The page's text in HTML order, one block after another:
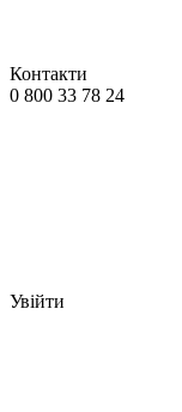
Контакти
0 800 33 78 24
Увійти